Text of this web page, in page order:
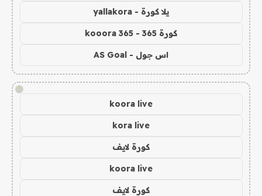
يلا كورة - yallakora
كورة 365 - kooora 365
اس جول - AS Goal
!
koora live
kora live
كورة لايف
koora live
كورة لايف